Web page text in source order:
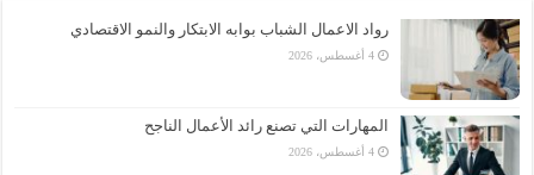
رواد الاعمال الشباب بوابه الابتكار والنمو الاقتصادي
4 أغسطس، 2026
المهارات التي تصنع رائد الأعمال الناجح
4 أغسطس، 2026